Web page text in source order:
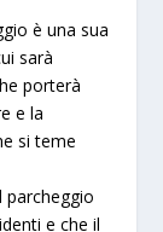
è una sua
sarà
porterà
e la
si teme
parcheggio
e che il